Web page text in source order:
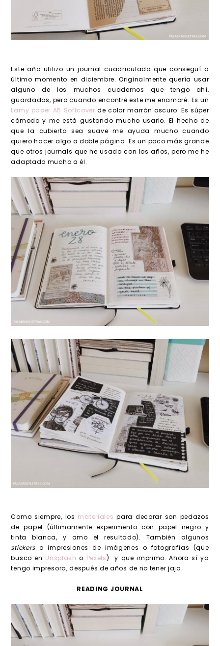
Este año utilizo un journal cuadriculado que conseguí a
último momento en diciembre. Originalmente quería usar
alguno de los muchos cuadernos que tengo ahí,
guardados, pero cuando encontré este me enamoré. Es un
Lamy paper A5 Softcover de color marrón oscuro. Es súper
cómodo y me está gustando mucho usarlo. El hecho de
que la cubierta sea suave me ayuda mucho cuando
quiero hacer algo a doble página. Es un poco más grande
que otros journals que he usado con los años, pero me he
adaptado mucho a él.
Como siempre, los materiales para decorar son pedazos
de papel (últimamente experimento con papel negro y
tinta blanca, y amo el resultado). También algunos
stickerso impresiones de imágenes o fotografías (que
busco en Unsplash o Pexels) y que imprimo. Ahora sí ya
tengo impresora, después de años de no tener jaja.
READING JOURNAL